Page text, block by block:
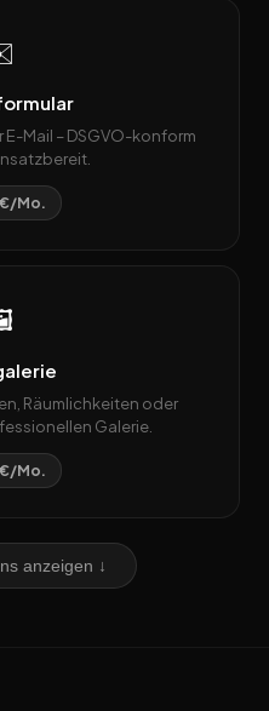
Mail – DSGVO-konform
Mo.
Räumlichkeiten oder
Galerie.
Mo.
anzeigen ↓